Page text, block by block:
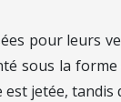
pour leurs
sous la forme
jetée, tandis